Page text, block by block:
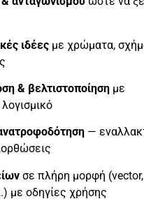
ιδέες με χρώματα,
& βελτιστοποίηση με
—
σε πλήρη μορφή (vector,
με οδηγίες χρήσης